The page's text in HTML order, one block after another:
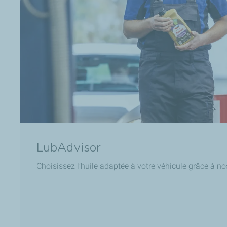
LubAdvisor
Choisissez l’huile adaptée à votre véhicule grâce à